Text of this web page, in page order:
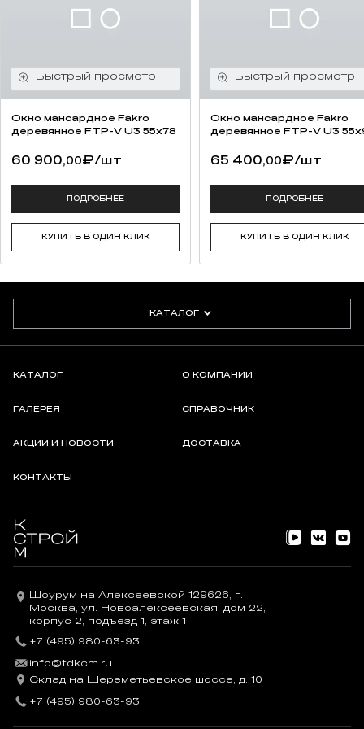
Окно мансардное Fakro
деревянное FTP-V U3 55х78
60 900,00₽/шт
ПОДРОБНЕЕ
КУПИТЬ В ОДИН КЛИК
Окно мансардное Fakro
деревянное FTP-V U3
65 400,00₽/шт
ПОДРОБНЕЕ
КУПИТЬ В ОДИН КЛИК
КАТАЛОГ
КАТАЛОГ О КОМПАНИИ
ГАЛЕРЕЯ СПРАВОЧНИК
АКЦИИ И НОВОСТИ ДОСТАВКА
КОНТАКТЫ
Шоурум на Алексеевской 129626, г.
Москва, ул. Новоалексеевская, дом 22,
корпус 2, подъезд 1, этаж 1
+7 (495) 980-63-93
info@tdkcm.ru
Склад на Шереметьевское шоссе, д. 10
+7 (495) 980-63-93